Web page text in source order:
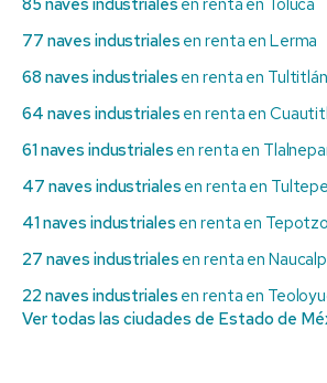
77 naves industriales en renta en Lerma
68 naves industriales en renta en Tultitlán
64 naves industriales en renta en
61 naves industriales en renta en
47 naves industriales en renta en
41 naves industriales en renta en
27 naves industriales en renta en
22 naves industriales en renta en
Ver todas las ciudades de Estado de